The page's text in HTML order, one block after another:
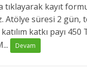
tıklayarak kayıt
Atölye süresi 2 gün,
katkı payı 450
Devam